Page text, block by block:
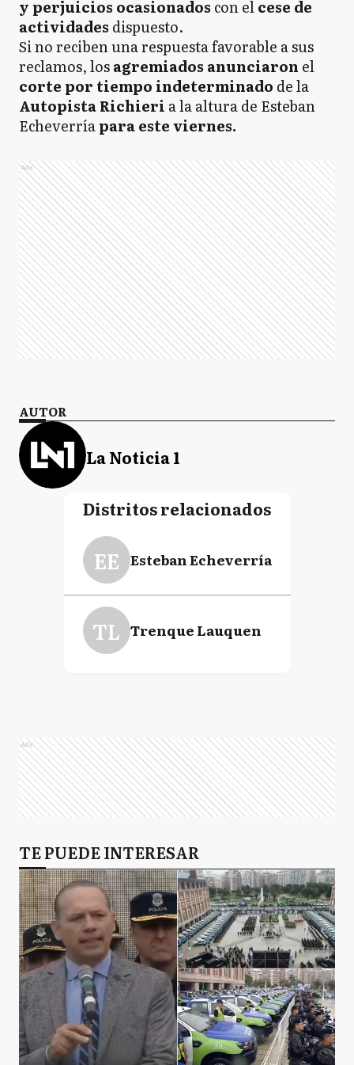
y perjuicios ocasionados con elcese de
actividades dispuesto.
Si no reciben una respuesta favorable a sus
reclamos, losagremiados anunciaron el
corte por tiempo indeterminado de la
Autopista Richieri a la altura de Esteban
Echeverríapara este viernes.
Ads
AUTOR
La Noticia 1
Distritos relacionados
EE Esteban Echeverría
TL Trenque Lauquen
Ads
TE PUEDE INTERESAR